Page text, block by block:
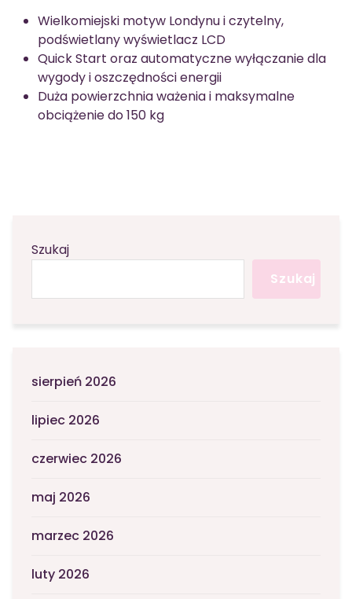
Wielkomiejski motyw Londynu i czytelny,
podświetlany wyświetlacz LCD
Quick Start oraz automatyczne wyłączanie dla
wygody i oszczędności energii
Duża powierzchnia ważenia i maksymalne
obciążenie do 150 kg
Szukaj
Szukaj
sierpień 2026
lipiec 2026
czerwiec 2026
maj 2026
marzec 2026
luty 2026